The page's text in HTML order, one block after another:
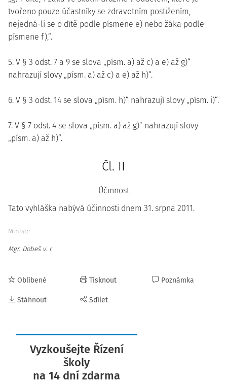
tvořeno pouze účastníky se zdravotním postižením,
nejedná-li se o dítě podle písmene e) nebo žáka podle
písmene f),“.
5. V § 3 odst. 7 a 9 se slova „písm. a) až c) a e) až g)“
nahrazují slovy „písm. a) až c) a e) až h)“.
6. V § 3 odst. 14 se slova „písm. h)“ nahrazují slovy „písm. i)“.
7. V § 7 odst. 4 se slova „písm. a) až g)“ nahrazují slovy
„písm. a) až h)“.
Čl. II
Účinnost
Tato vyhláška nabývá účinnosti dnem 31. srpna 2011.
Ministr:
Mgr. Dobeš v. r.
Oblíbené
Stáhnout
Tisknout
Sdílet
Poznámka
Vyzkoušejte Řízení
školy
na 14 dní zdarma